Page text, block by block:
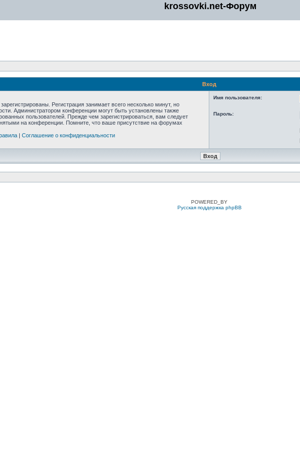
krossovki.net-Форум
Вход
Регистрация занимает всего несколько минут, но
Администратором конференции могут быть установлены также
пользователей. Прежде чем зарегистрироваться, вам следует
на конференции. Помните, что ваше присутствие на форумах
| Соглашение о конфиденциальности
Имя пользователя:
Пароль:
POWERED_BY
Русская поддержка phpBB